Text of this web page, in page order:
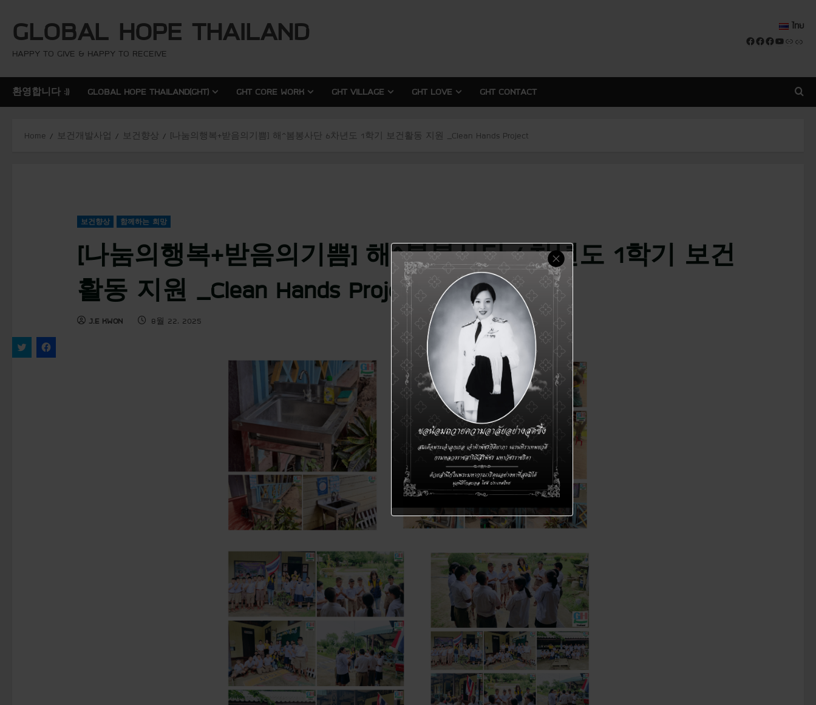
GLOBAL HOPE THAILAND
HAPPY TO GIVE & HAPPY TO RECEIVE
ไทย
Facebook Facebook Facebook YouTube Link Link
환영합니다 :)) GLOBAL HOPE THAILAND(GHT) GHT CORE WORK GHT VILLAGE GHT LOVE GHT CONTACT
Home 보건개발사업 보건향상 [나눔의행복+받음의기쁨] 해^봄봉사단 6차년도 1학기 보건활동 지원 _Clean Hands Project
보건향상 함께하는 희망
[나눔의행복+받음의기쁨] 해^봄봉사단 6차년도 1학기 보건
활동 지원 _Clean Hands Project
J.E KWON 8월 22, 2025